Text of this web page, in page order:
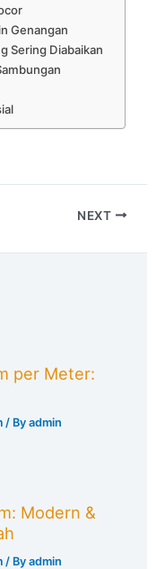
Genangan
Sering Diabaikan
NEXT
per Meter:
/ Byadmin
Modern &
/ Byadmin